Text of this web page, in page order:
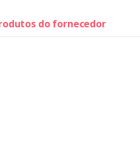
do fornecedor